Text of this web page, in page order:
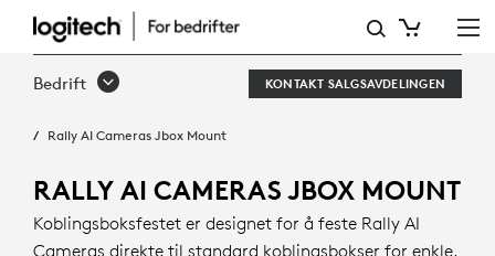
RALLY
AI
JBOX
MOUNT
Bedrift KONTAKT SALGSAVDELINGEN
Rally AI Cameras Jbox Mount
RALLY AI CAMERAS JBOX MOUNT
Koblingsboksfestet er designet for å feste Rally AI
Cameras direkte til standard koblingsbokser for enkle,